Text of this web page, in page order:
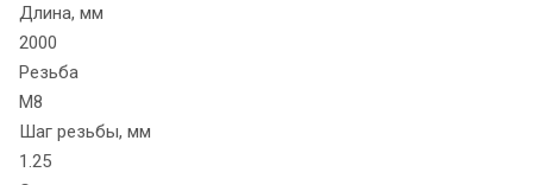
Длина, мм
2000
Резьба
М8
Шаг резьбы, мм
1.25